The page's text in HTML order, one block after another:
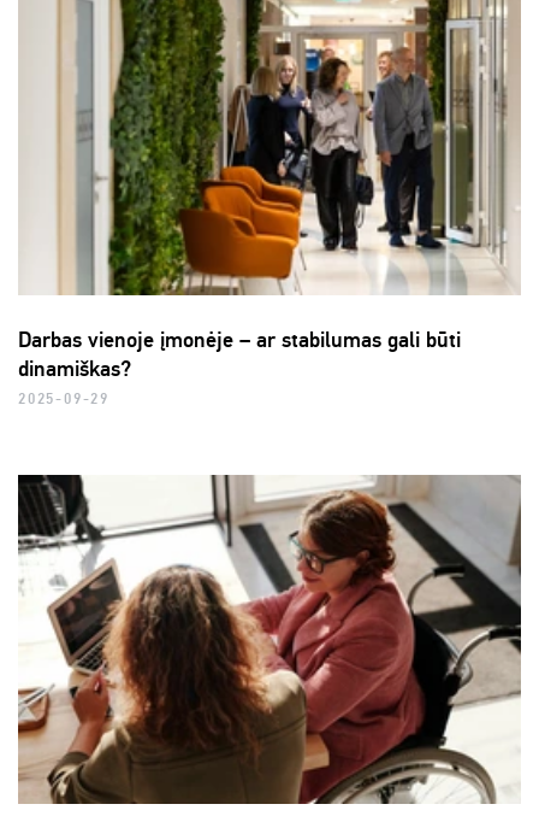
Darbas vienoje įmonėje – ar stabilumas gali būti
dinamiškas?
2025-09-29